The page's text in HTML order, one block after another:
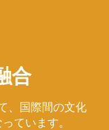
合
、国際間の文化
ています。